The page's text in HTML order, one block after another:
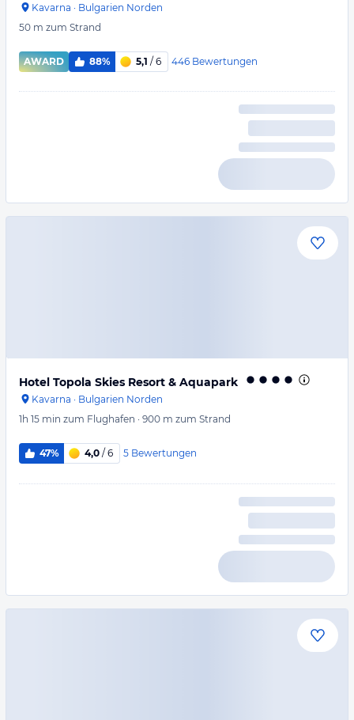
Kavarna · Bulgarien Norden
50 m zum Strand
AWARD 88% 5,1 / 6 446 Bewertungen
Hotel Topola Skies Resort & Aquapark
Kavarna · Bulgarien Norden
1h 15 min zum Flughafen · 900 m zum Strand
47% 4,0 / 6 5 Bewertungen